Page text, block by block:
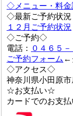
◇メニュー・料
◇最新ご予約状況
１２月ご予約状況
◇ご予約◇
電話： ０４６５
ご予約フォーム ←
◇アクセス◇
神奈川県小田原
☆お支払い☆
カードでのお支払